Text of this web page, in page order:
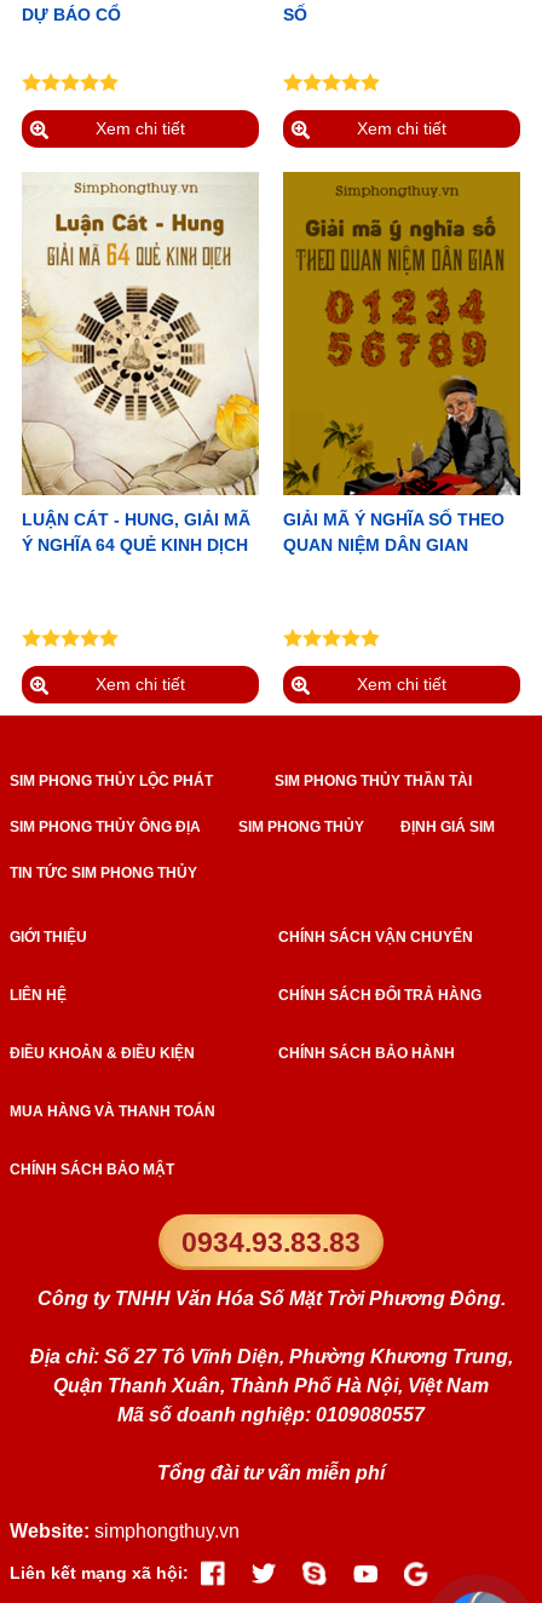
DỰ BÁO CỔ
Xem chi tiết
SỐ
Xem chi tiết
LUẬN CÁT - HUNG, GIẢI MÃ
Ý NGHĨA 64 QUẺ KINH DỊCH
Xem chi tiết
GIẢI MÃ Ý NGHĨA SỐ THEO
QUAN NIỆM DÂN GIAN
Xem chi tiết
SIM PHONG THỦY LỘC PHÁT SIM PHONG THỦY THẦN TÀI
SIM PHONG THỦY ÔNG ĐỊA SIM PHONG THỦY ĐỊNH GIÁ SIM
TIN TỨC SIM PHONG THỦY
Website: simphongthuy.vn
Liên kết mạng xã hội:
0934.93.83.83
Công ty TNHH Văn Hóa Số Mặt Trời Phương Đông.
Địa chỉ: Số 27 Tô Vĩnh Diện, Phường Khương Trung,
Quận Thanh Xuân, Thành Phố Hà Nội, Việt Nam
Mã số doanh nghiệp: 0109080557
Tổng đài tư vấn miễn phí
GIỚI THIỆU
LIÊN HỆ
ĐIỀU KHOẢN & ĐIỀU KIỆN
MUA HÀNG VÀ THANH TOÁN
CHÍNH SÁCH BẢO MẬT
CHÍNH SÁCH VẬN CHUYỂN
CHÍNH SÁCH ĐỔI TRẢ HÀNG
CHÍNH SÁCH BẢO HÀNH